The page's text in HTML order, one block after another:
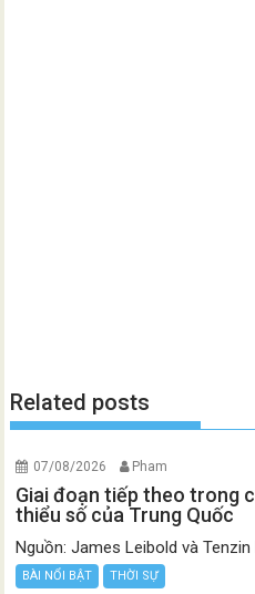
Related posts
07/08/2026 Pham
Giai đoạn tiếp theo trong
thiểu số của Trung Quốc
Nguồn: James Leibold và Tenzin
BÀI NỔI BẬT THỜI SỰ